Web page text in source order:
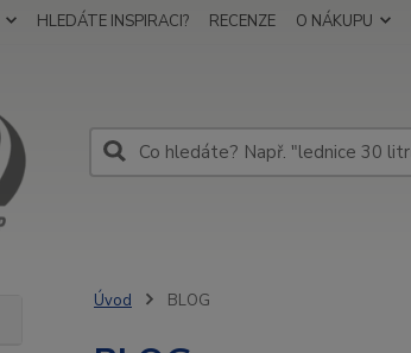
HLEDÁTE INSPIRACI? RECENZE O NÁKUPU
Úvod BLOG